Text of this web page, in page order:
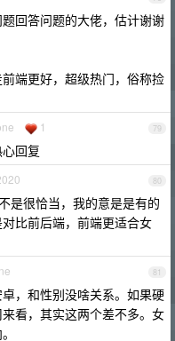
回答问题的大佬，估计谢谢
端更好，超级热门，俗称捡
79
1
回复
80
是很恰当，我的意是是有的
比前后端，前端更适合女
81
，和性别没啥关系。如果硬
看，其实这两个差不多。女